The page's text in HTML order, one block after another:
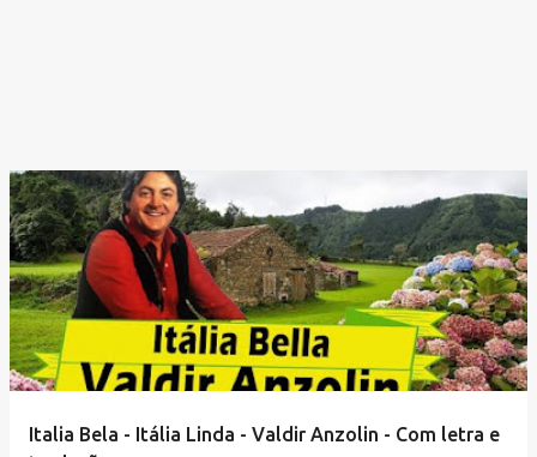
Italia Bela - Itália Linda - Valdir Anzolin - Com letra e